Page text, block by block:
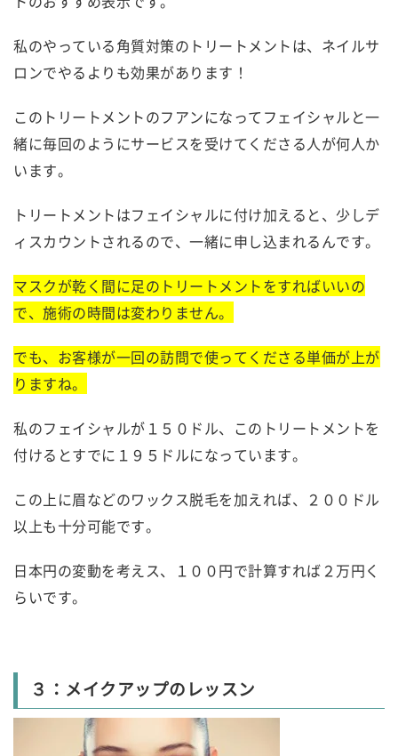
私のやっている角質対策のトリートメントは、ネイルサ
ロンでやるよりも効果があります！
このトリートメントのフアンになってフェイシャルと一
緒に毎回のようにサービスを受けてくださる人が何人か
います。
トリートメントはフェイシャルに付け加えると、少しデ
ィスカウントされるので、一緒に申し込まれるんです。
マスクが乾く間に足のトリートメントをすればいいの
で、施術の時間は変わりません。
でも、お客様が一回の訪問で使ってくださる単価が上が
りますね。
私のフェイシャルが１５０ドル、このトリートメントを
付けるとすでに１９５ドルになっています。
この上に眉などのワックス脱毛を加えれば、２００ドル
以上も十分可能です。
日本円の変動を考えス、１００円で計算すれば２万円く
らいです。
３：メイクアップのレッスン